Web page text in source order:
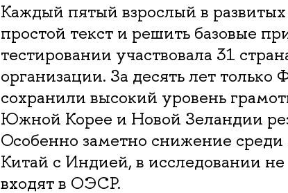
Каждый пятый взрослый в
простой текст и решить базовые
тестировании участвовала 31
организации. За десять лет
сохранили высокий уровень
Южной Корее и Новой Зеландии
Особенно заметно снижение
Китай с Индией, в исследовании
входят в ОЭСР.